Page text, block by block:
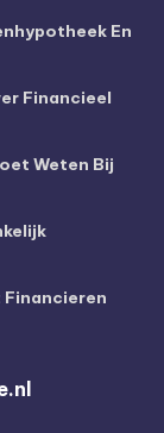
En
Financieel
Weten Bij